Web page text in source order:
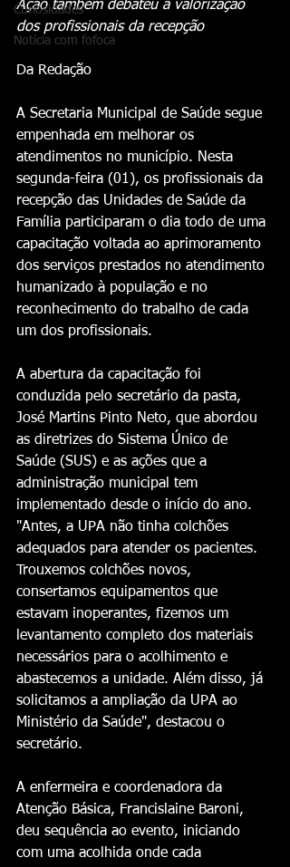
Curiosidades
Notícia com fofoca
Ação também debateu a valorização
dos profissionais da recepção
Da Redação
A Secretaria Municipal de Saúde segue
empenhada em melhorar os
atendimentos no município. Nesta
segunda-feira (01), os profissionais da
recepção das Unidades de Saúde da
Família participaram o dia todo de uma
capacitação voltada ao aprimoramento
dos serviços prestados no atendimento
humanizado à população e no
reconhecimento do trabalho de cada
um dos profissionais.
A abertura da capacitação foi
conduzida pelo secretário da pasta,
José Martins Pinto Neto, que abordou
as diretrizes do Sistema Único de
Saúde (SUS) e as ações que a
administração municipal tem
implementado desde o início do ano.
"Antes, a UPA não tinha colchões
adequados para atender os pacientes.
Trouxemos colchões novos,
consertamos equipamentos que
estavam inoperantes, fizemos um
levantamento completo dos materiais
necessários para o acolhimento e
abastecemos a unidade. Além disso, já
solicitamos a ampliação da UPA ao
Ministério da Saúde", destacou o
secretário.
A enfermeira e coordenadora da
Atenção Básica, Francislaine Baroni,
deu sequência ao evento, iniciando
com uma acolhida onde cada